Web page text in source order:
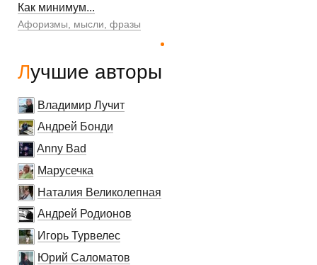
Как минимум...
Афоризмы, мысли, фразы
Лучшие авторы
Владимир Лучит
Андрей Бонди
Anny Bad
Марусечка
Наталия Великолепная
Андрей Родионов
Игорь Турвелес
Юрий Саломатов